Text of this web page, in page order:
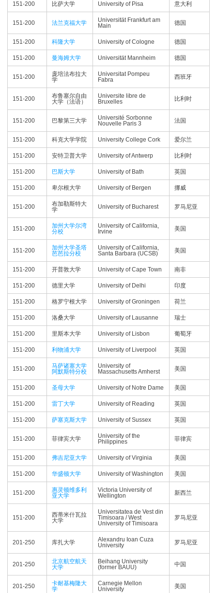
151-200 比萨大学 University of Pisa 意大利
151-200 法兰克福大学
Universität Frankfurt am
Main
德国
151-200 科隆大学 University of Cologne 德国
151-200 曼海姆大学 Universität Mannheim 德国
151-200
庞培法布拉大
学
Universitat Pompeu
Fabra
西班牙
151-200
布鲁塞尔自由
大学（法语）
Universite libre de
Bruxelles
比利时
151-200 巴黎第三大学
Université Sorbonne
Nouvelle Paris 3
法国
151-200 科克大学学院 University College Cork 爱尔兰
151-200 安特卫普大学 University of Antwerp 比利时
151-200 巴斯大学 University of Bath 英国
151-200 卑尔根大学 University of Bergen 挪威
151-200
布加勒斯特大
学
University of Bucharest 罗马尼亚
151-200
加州大学尔湾
分校
University of California,
Irvine
美国
151-200
加州大学圣塔
芭芭拉分校
University of California,
Santa Barbara (UCSB)
美国
151-200 开普敦大学 University of Cape Town 南非
151-200 德里大学 University of Delhi 印度
151-200 格罗宁根大学 University of Groningen 荷兰
151-200 洛桑大学 University of Lausanne 瑞士
151-200 里斯本大学 University of Lisbon 葡萄牙
151-200 利物浦大学 University of Liverpool 英国
151-200
马萨诸塞大学
阿默斯特分校
University of
Massachusetts Amherst
美国
151-200 圣母大学 University of Notre Dame 美国
151-200 雷丁大学 University of Reading 英国
151-200 萨塞克斯大学 University of Sussex 英国
151-200 菲律宾大学
University of the
Philippines
菲律宾
151-200 弗吉尼亚大学 University of Virginia 美国
151-200 华盛顿大学 University of Washington 美国
151-200
惠灵顿维多利
亚大学
Victoria University of
Wellington
新西兰
151-200
西蒂米什瓦拉
大学
Universitatea de Vest din
Timisoara / West
University of Timisoara
罗马尼亚
201-250 库扎大学
Alexandru Ioan Cuza
University
罗马尼亚
201-250
北京航空航天
大学
Beihang University
(former BAUU)
中国
201-250
卡耐基梅隆大
学
Carnegie Mellon
University
美国